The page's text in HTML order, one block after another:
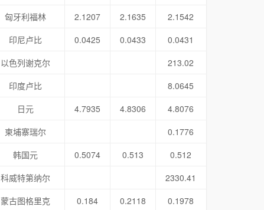
匈牙利福林
2.1207 2.1635
2.1542
印尼卢比
0.0425 0.0433
0.0431
以色列谢克尔
213.02
印度卢比
8.0645
日元
4.7935 4.8306
4.8076
柬埔寨瑞尔
0.1776
韩国元
0.5074 0.513
0.512
科威特第纳尔
2330.41
蒙古图格里克
0.184 0.2118
0.1978